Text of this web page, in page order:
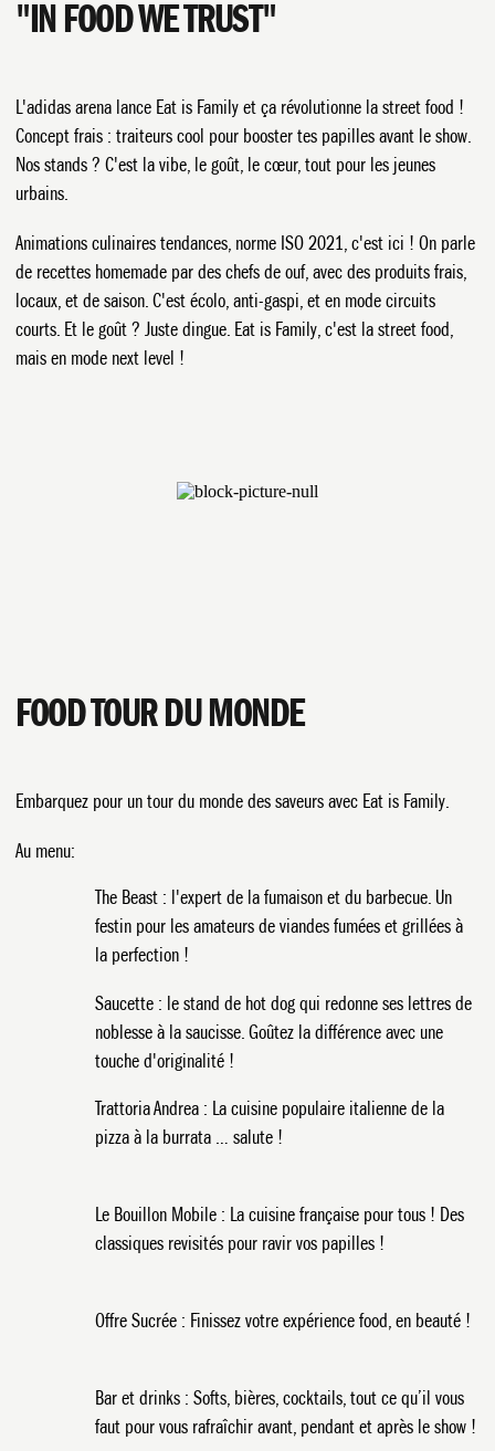
MENU
L'ARENA
"IN FOOD WE TRUST"
L'adidas arena lance Eat is Family et ça révolutionne la street food !
Concept frais : traiteurs cool pour booster tes papilles avant le show.
Nos stands ? C'est la vibe, le goût, le cœur, tout pour les jeunes
urbains.
Animations culinaires tendances, norme ISO 2021, c'est ici ! On parle
de recettes homemade par des chefs de ouf, avec des produits frais,
locaux, et de saison. C'est écolo, anti-gaspi, et en mode circuits
courts. Et le goût ? Juste dingue. Eat is Family, c'est la street food,
mais en mode next level !
FOOD TOUR DU MONDE
Embarquez pour un tour du monde des saveurs avec Eat is Family.
Au menu:
The Beast : l'expert de la fumaison et du barbecue. Un
festin pour les amateurs de viandes fumées et grillées à
la perfection !
Saucette : le stand de hot dog qui redonne ses lettres de
noblesse à la saucisse. Goûtez la différence avec une
touche d'originalité !
Trattoria Andrea : La cuisine populaire italienne de la
pizza à la burrata … salute !
Le Bouillon Mobile : La cuisine française pour tous ! Des
classiques revisités pour ravir vos papilles !
Offre Sucrée : Finissez votre expérience food, en beauté !
Bar et drinks : Softs, bières, cocktails, tout ce qu’il vous
faut pour vous rafraîchir avant, pendant et après le show !